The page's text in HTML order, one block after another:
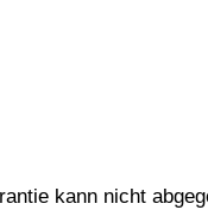
kann nicht